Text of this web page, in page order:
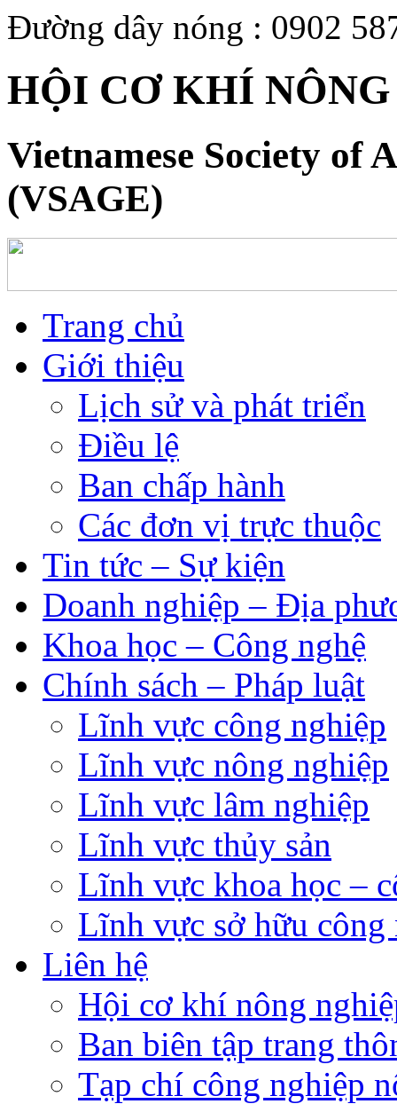
Đường dây nóng : 0902
HỘI CƠ KHÍ
Vietnamese Society of
(VSAGE)
Trang chủ
Giới thiệu
Lịch sử và phát triển
Điều lệ
Ban chấp hành
Các đơn vị trực thuộc
Tin tức – Sự kiện
Doanh nghiệp – Địa
Khoa học – Công nghệ
Chính sách – Pháp luật
Lĩnh vực công nghiệp
Lĩnh vực nông nghiệp
Lĩnh vực lâm nghiệp
Lĩnh vực thủy sản
Lĩnh vực khoa học –
Lĩnh vực sở hữu công
Liên hệ
Hội cơ khí nông
Ban biên tập trang
Tạp chí công nghiệp